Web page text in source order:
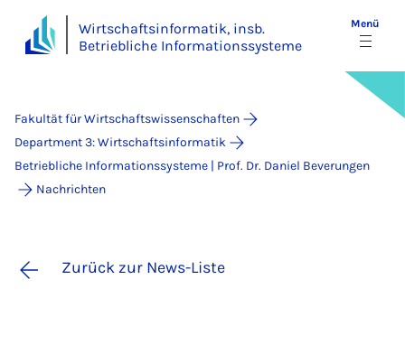
Wirtschaftsinformatik, insb.
Betriebliche Informationssysteme
Menü
Fakultät für Wirtschaftswissenschaften
Department 3: Wirtschaftsinformatik
Betriebliche Informationssysteme | Prof. Dr. Daniel Beverungen
Nachrichten
Zurück zur News-Liste